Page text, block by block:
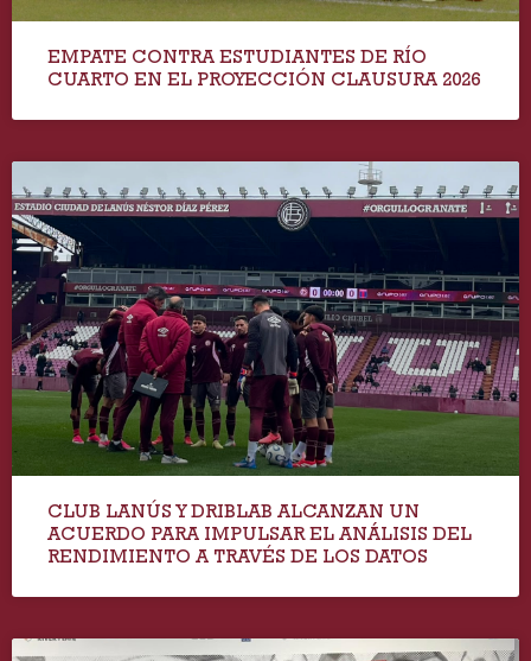
EMPATE CONTRA ESTUDIANTES DE RÍO
CUARTO EN EL PROYECCIÓN CLAUSURA 2026
CLUB LANÚS Y DRIBLAB ALCANZAN UN
ACUERDO PARA IMPULSAR EL ANÁLISIS DEL
RENDIMIENTO A TRAVÉS DE LOS DATOS